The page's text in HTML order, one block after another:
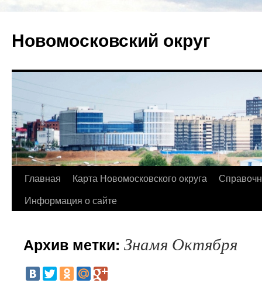
Новомосковский округ
Главная Карта Новомосковского округа
Информация о сайте
Архив метки: Знамя Октября